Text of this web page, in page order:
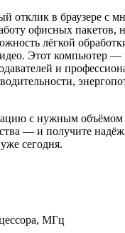
отклик в браузере с
офисных пакетов,
лёгкой
Этот компьютер
и
с нужным
— и получите
сегодня.
МГц